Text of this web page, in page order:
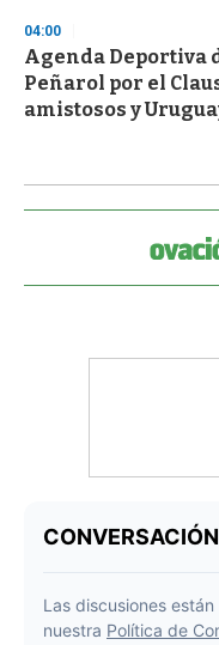
04:00
Agenda Deportiva
Peñarol por el
amistosos y